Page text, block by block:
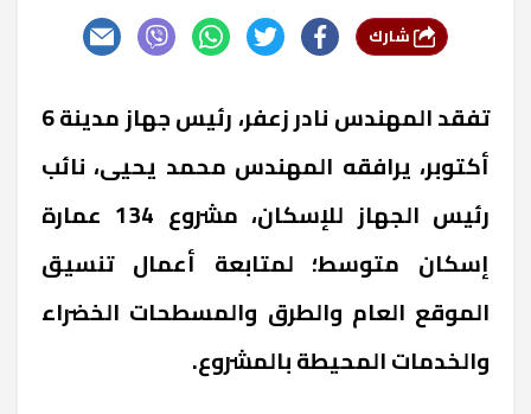
تفقد المهندس نادر زعفر، رئيس جهاز مدينة 6
أكتوبر، يرافقه المهندس محمد يحيى، نائب
رئيس الجهاز للإسكان، مشروع 134 عمارة
إسكان متوسط؛ لمتابعة أعمال تنسيق
الموقع العام والطرق والمسطحات الخضراء
والخدمات المحيطة بالمشروع.